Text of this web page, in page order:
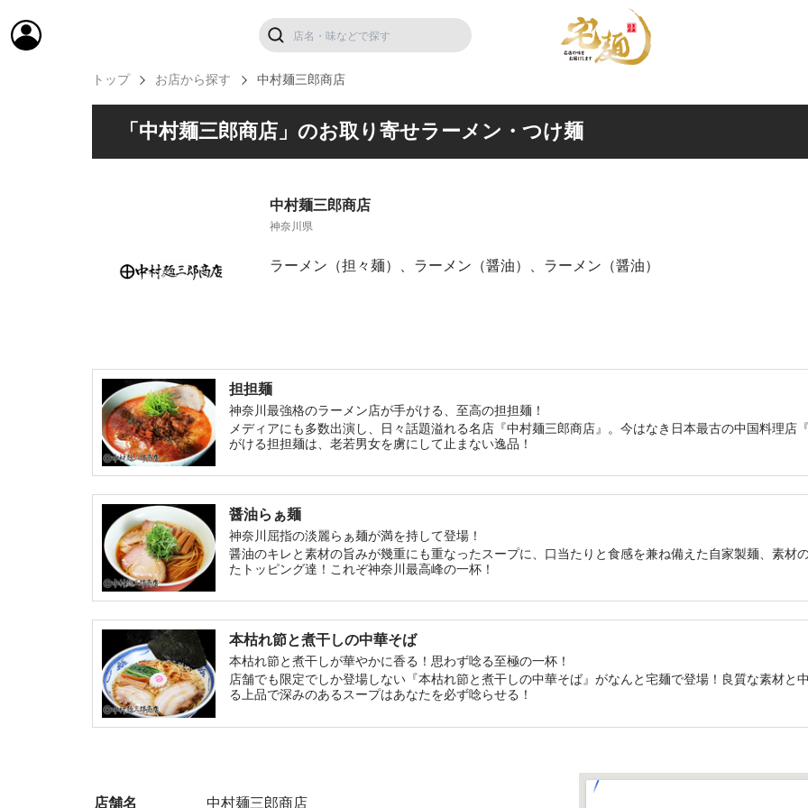
トップ お店から探す 中村麺三郎商店
「中村麺三郎商店」のお取り寄せラーメン・つけ麺
中村麺三郎商店
神奈川県
ラーメン（担々麺）、ラーメン（醤油）、ラーメン（醤油）
担担麺
神奈川最強格のラーメン店が手がける、至高の担担麺！
メディアにも多数出演し、日々話題溢れる名店『中村麺三郎商店』。今はなき日本最古の中国料理店
がける担担麺は、老若男女を虜にして止まない逸品！
醤油らぁ麺
神奈川屈指の淡麗らぁ麺が満を持して登場！
醤油のキレと素材の旨みが幾重にも重なったスープに、口当たりと食感を兼ね備えた自家製麺、素材
たトッピング達！これぞ神奈川最高峰の一杯！
本枯れ節と煮干しの中華そば
本枯れ節と煮干しが華やかに香る！思わず唸る至極の一杯！
店舗でも限定でしか登場しない『本枯れ節と煮干しの中華そば』がなんと宅麺で登場！良質な素材と
る上品で深みのあるスープはあなたを必ず唸らせる！
店舗名 中村麺三郎商店